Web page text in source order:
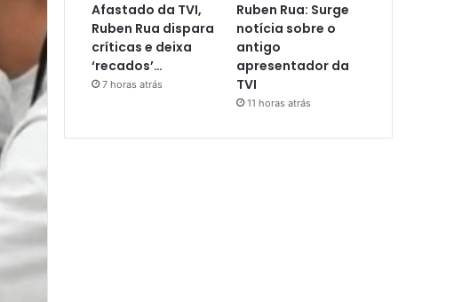
Afastado da TVI,
Ruben Rua dispara
críticas e deixa
‘recados’…
7 horas atrás
Ruben Rua: Surge
notícia sobre o
antigo
apresentador da
TVI
11 horas atrás